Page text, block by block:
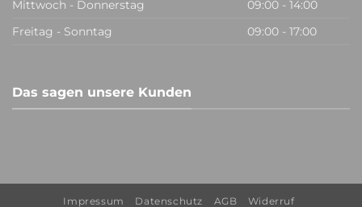
Mittwoch - Donnerstag
09:00 - 14:00
Freitag - Sonntag
09:00 - 17:00
Das sagen unsere Kunden
Impressum Datenschutz AGB
Widerruf